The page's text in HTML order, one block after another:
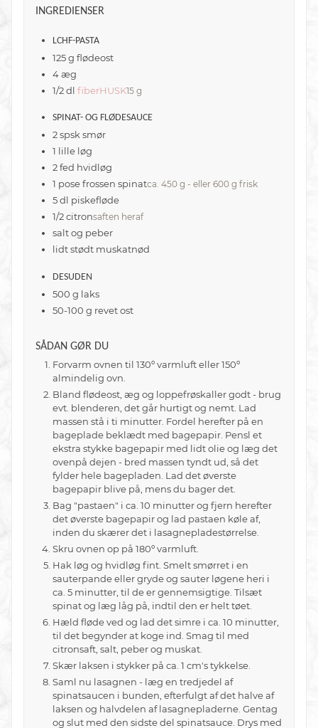
INGREDIENSER
LCHF-PASTA
125g flødeost
4æg
1/2dl fiberHUSK15 g
SPINAT- OG FLØDESAUCE
2spsksmør
1 lille løg
2fed hvidløg
1 pose frossen spinatca. 450 g - eller 600 g frisk
5dl piskefløde
1/2citronsaften heraf
salt og peber
lidt stødt muskatnød
DESUDEN
500 g laks
50-100 g revet ost
SÅDAN GØR DU
Forvarm ovnen til 130º varmluft eller 150º
almindelig ovn.
Bland flødeost, æg og loppefrøskaller godt - brug
evt. blenderen, det går hurtigt og nemt. Lad
massen stå i ti minutter. Fordel herefter på en
bageplade beklædt med bagepapir. Pensl et
ekstra stykke bagepapir med lidt olie og læg det
ovenpå dejen - bred massen tyndt ud, så det
fylder hele bagepladen. Lad det øverste
bagepapir blive på, mens du bager det.
Bag "pastaen" i ca. 10 minutter og fjern herefter
det øverste bagepapir og lad pastaen køle af,
inden du skærer det i lasagnepladestørrelse.
Skru ovnen op på 180º varmluft.
Hak løg og hvidløg fint. Smelt smørret i en
sauterpande eller gryde og sauter løgene heri i
ca. 5 minutter, til de er gennemsigtige. Tilsæt
spinat og læg låg på, indtil den er helt tøet.
Hæld fløde ved og lad det simre i ca. 10 minutter,
til det begynder at koge ind. Smag til med
citronsaft, salt, peber og muskat.
Skær laksen i stykker på ca. 1 cm's tykkelse.
Saml nu lasagnen - læg en tredjedel af
spinatsaucen i bunden, efterfulgt af det halve af
laksen og halvdelen af lasagnepladerne. Gentag
og slut med den sidste del spinatsauce. Drys med